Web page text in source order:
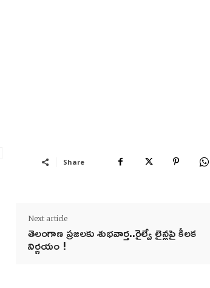
Share
Next article
తెలంగాణ ప్ర‌జ‌ల‌కు శుభ‌వార్త‌..రైల్వే లైన్ల‌పై కీల‌క
నిర్ణ‌యం !